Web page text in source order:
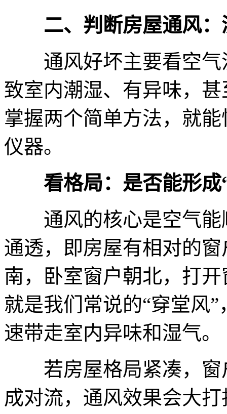
二、判断房屋通风
通风好坏主要看空气
致室内潮湿、有异味，
掌握两个简单方法，就
仪器。
看格局：是否能形成
通风的核心是空气能
通透，即房屋有相对的
南，卧室窗户朝北，打
就是我们常说的“穿堂风
速带走室内异味和湿气。
若房屋格局紧凑，窗
成对流，通风效果会大